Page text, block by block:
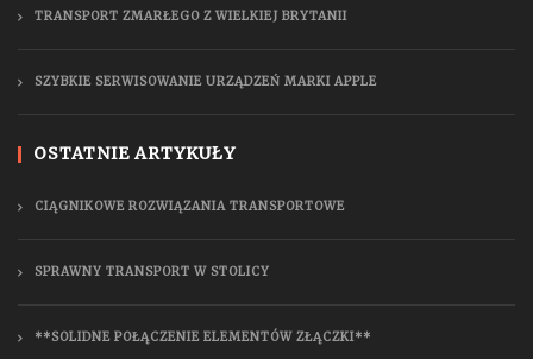
TRANSPORT ZMARŁEGO Z WIELKIEJ BRYTANII
SZYBKIE SERWISOWANIE URZĄDZEŃ MARKI APPLE
OSTATNIE ARTYKUŁY
CIĄGNIKOWE ROZWIĄZANIA TRANSPORTOWE
SPRAWNY TRANSPORT W STOLICY
**SOLIDNE POŁĄCZENIE ELEMENTÓW ZŁĄCZKI**